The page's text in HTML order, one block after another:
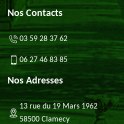
Nos Contacts
03 59 28 37 62
06 27 46 83 85
Nos Adresses
13 rue du 19 Mars 1962
58500 Clamecy